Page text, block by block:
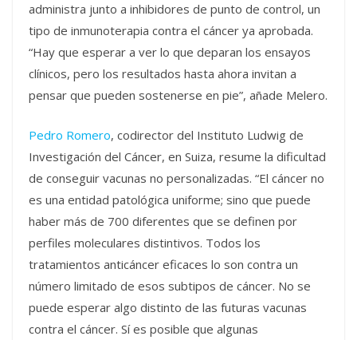
administra junto a inhibidores de punto de control, un
tipo de inmunoterapia contra el cáncer ya aprobada.
“Hay que esperar a ver lo que deparan los ensayos
clínicos, pero los resultados hasta ahora invitan a
pensar que pueden sostenerse en pie”, añade Melero.
Pedro Romero, codirector del Instituto Ludwig de
Investigación del Cáncer, en Suiza, resume la dificultad
de conseguir vacunas no personalizadas. “El cáncer no
es una entidad patológica uniforme; sino que puede
haber más de 700 diferentes que se definen por
perfiles moleculares distintivos. Todos los
tratamientos anticáncer eficaces lo son contra un
número limitado de esos subtipos de cáncer. No se
puede esperar algo distinto de las futuras vacunas
contra el cáncer. Sí es posible que algunas